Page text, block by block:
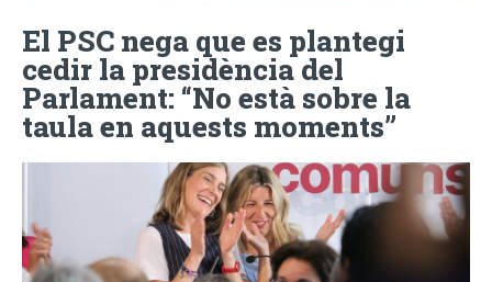
El PSC nega que es plantegi
cedir la presidència del
Parlament: “No està sobre la
taula en aquests moments”